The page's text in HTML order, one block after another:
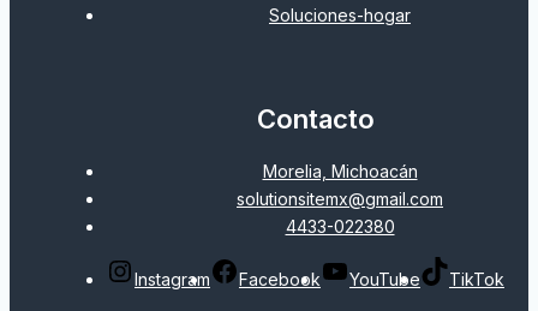
Soluciones-hogar
Contacto
Morelia, Michoacán
solutionsitemx@gmail.com
4433-022380
Instagram Facebook YouTube TikTok